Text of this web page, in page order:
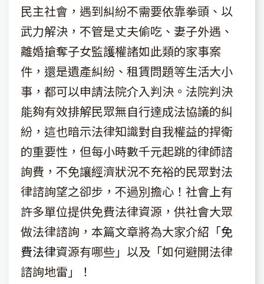
民主社會，遇到糾紛不需要依靠拳頭、以
武力解決，不管是丈夫偷吃、妻子外遇、
離婚搶奪子女監護權諸如此類的家事案
件，還是遺產糾紛、租賃問題等生活大小
事，都可以申請法院介入判決。法院判決
能夠有效排解民眾無自行達成法協議的糾
紛，這也暗示法律知識對自我權益的捍衛
的重要性，但每小時數千元起跳的律師諮
詢費，不免讓經濟狀況不充裕的民眾對法
律諮詢望之卻步，不過別擔心！社會上有
許多單位提供免費法律資源，供社會大眾
做法律諮詢，本篇文章將為大家介紹「免
費法律資源有哪些」以及「如何避開法律
諮詢地雷」！